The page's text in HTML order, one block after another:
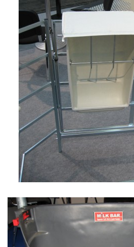
CHOVATELSKÉ POTŘEBY,
STRÁNKY
LÉKÁRNIČKA NAŠICH BABIČEK A
Standa Staněk
777 872 486
© 2026 eStránky.cz | |WebSlice |